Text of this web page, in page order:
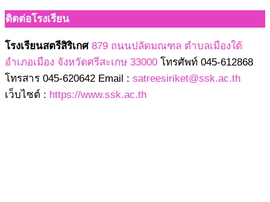
ติดต่อโรงเรียน
โรงเรียนสตรีสิริเกศ 879 ถนนปลัดมณฑล ตำบลเมืองใต้
อำเภอเมือง จังหวัดศรีสะเกษ 33000 โทรศัพท์ 045-612868
โทรสาร 045-620642 Email : satreesiriket@ssk.ac.th
เว็บไซต์ : https://www.ssk.ac.th